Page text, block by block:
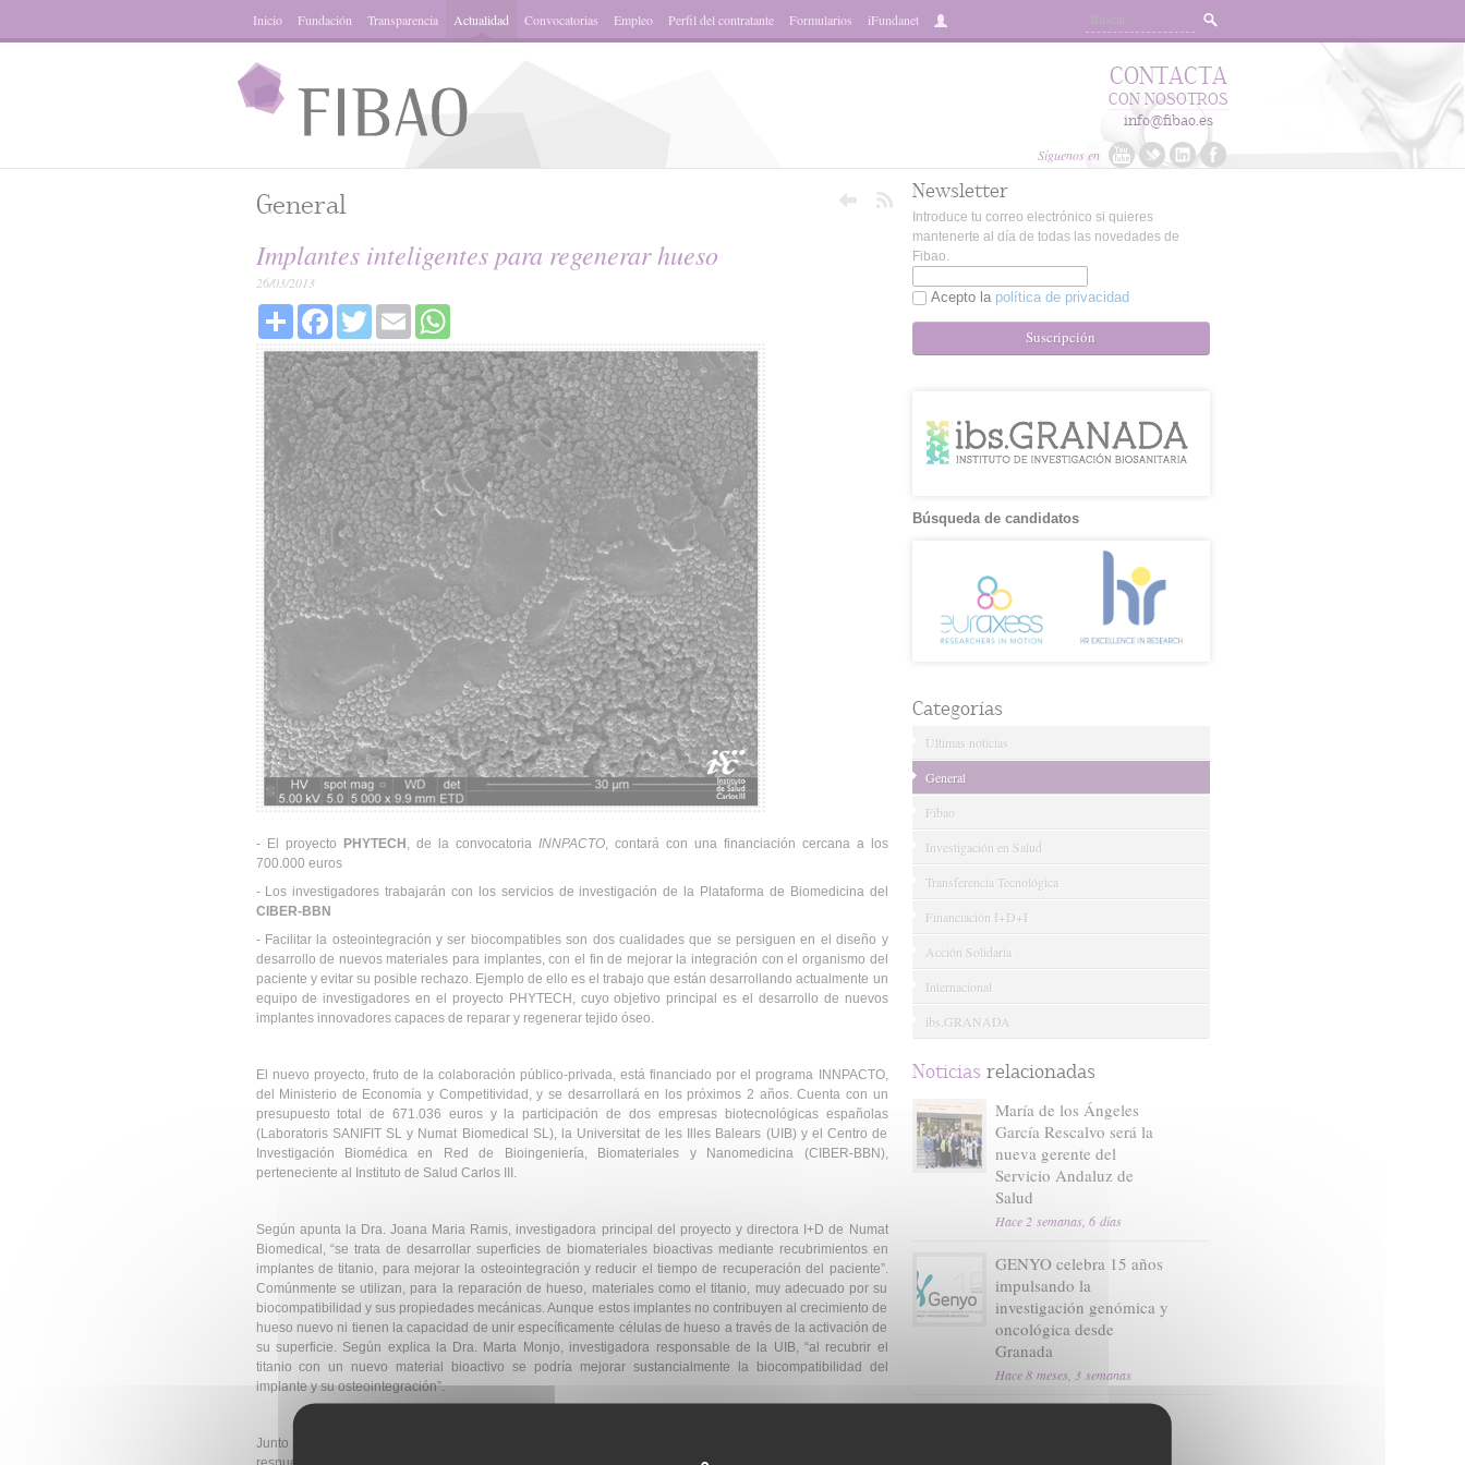
Inicio Fundación Transparencia Actualidad Convocatorias Empleo Perfil del contratante Formularios iFundanet
Síguenos en
CONTACTA
CON NOSOTROS
info@fibao.es
General
Implantes inteligentes para regenerar hueso
26/03/2013
Share Facebook
Twitter Email WhatsApp
- El proyecto PHYTECH , de la convocatoria INNPACTO, contará con una financiación cercana a los
700.000 euros
- Los investigadores trabajarán con los servicios de investigación de la Plataforma de Biomedicina del
CIBER-BBN
- Facilitar la osteointegración y ser biocompatibles son dos cualidades que se persiguen en el diseño y
desarrollo de nuevos materiales para implantes, con el fin de mejorar la integración con el organismo del
paciente y evitar su posible rechazo. Ejemplo de ello es el trabajo que están desarrollando actualmente un
equipo de investigadores en el proyecto PHYTECH, cuyo objetivo principal es el desarrollo de nuevos
implantes innovadores capaces de reparar y regenerar tejido óseo.
El nuevo proyecto, fruto de la colaboración público-privada, está financiado por el programa INNPACTO,
del Ministerio de Economía y Competitividad, y se desarrollará en los próximos 2 años. Cuenta con un
presupuesto total de 671.036 euros y la participación de dos empresas biotecnológicas españolas
(Laboratoris SANIFIT SL y Numat Biomedical SL), la Universitat de les Illes Balears (UIB) y el Centro de
Investigación Biomédica en Red de Bioingeniería, Biomateriales y Nanomedicina (CIBER-BBN),
perteneciente al Instituto de Salud Carlos III.
Según apunta la Dra. Joana Maria Ramis, investigadora principal del proyecto y directora I+D de Numat
Biomedical, “se trata de desarrollar superficies de biomateriales bioactivas mediante recubrimientos en
implantes de titanio, para mejorar la osteointegración y reducir el tiempo de recuperación del paciente”.
Comúnmente se utilizan, para la reparación de hueso, materiales como el titanio, muy adecuado por su
biocompatibilidad y sus propiedades mecánicas. Aunque estos implantes no contribuyen al crecimiento de
hueso nuevo ni tienen la capacidad de unir específicamente células de hueso a través de la activación de
su superficie. Según explica la Dra. Marta Monjo, investigadora responsable de la UIB, “al recubrir el
titanio con un nuevo material bioactivo se podría mejorar sustancialmente la biocompatibilidad del
implante y su osteointegración”.
Junto a la mejora de la biocompatibilidad de los materiales, en este proyecto se aborda, asimismo, la
Newsletter
Introduce tu correo electrónico si quieres
mantenerte al día de todas las novedades de
Fibao.
Acepto la política de privacidad
Suscripción
Búsqueda de candidatos
Categorías
Últimas noticias
General
Fibao
Investigación en Salud
Transferencia Tecnológica
Financiación I+D+I
Acción Solidaria
Internacional
ibs.GRANADA
Noticias relacionadas
María de los Ángeles
García Rescalvo será la
nueva gerente del
Servicio Andaluz de
Salud
Hace 2 semanas, 6 días
GENYO celebra 15 años
impulsando la
investigación genómica y
oncológica desde
Granada
Hace 8 meses, 3 semanas
Manifiesto en memoria de